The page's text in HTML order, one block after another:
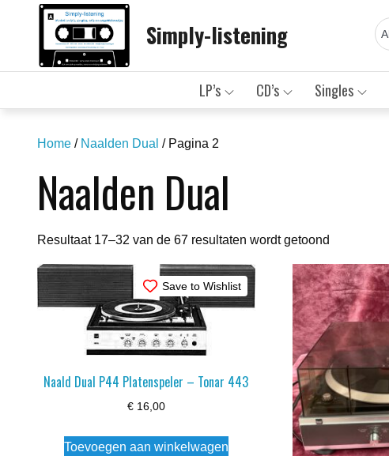
Simply-listening
LP’s CD’s Singles
Home / Naalden Dual / Pagina 2
Naalden Dual
Resultaat 17–32 van de 67 resultaten wordt getoond
op
nieuwste
Save to Wishlist
Naald Dual P44 Platenspeler – Tonar 443
€16,00
Toevoegen aan winkelwagen